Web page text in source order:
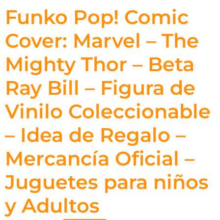
Funko Pop! Comic
Cover: Marvel – The
Mighty Thor – Beta
Ray Bill – Figura de
Vinilo Coleccionable
– Idea de Regalo –
Mercancía Oficial –
Juguetes para niños
y Adultos